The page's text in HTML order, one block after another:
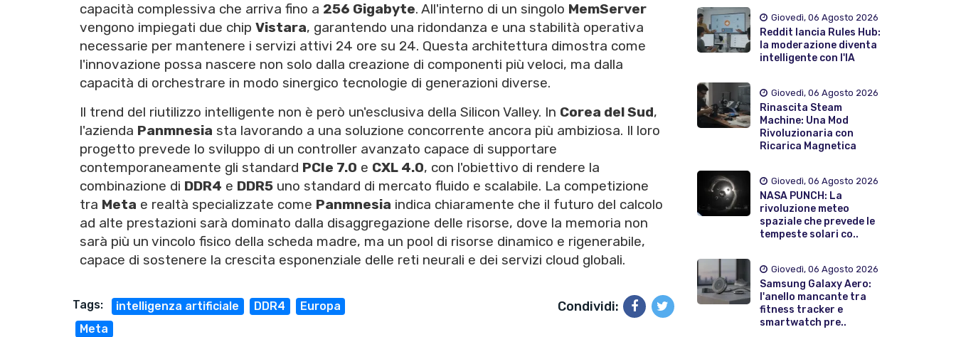
capacità complessiva che arriva fino a 256 Gigabyte. All'interno di un singolo MemServer
vengono impiegati due chip Vistara, garantendo una ridondanza e una stabilità operativa
necessarie per mantenere i servizi attivi 24 ore su 24. Questa architettura dimostra come
l'innovazione possa nascere non solo dalla creazione di componenti più veloci, ma dalla
capacità di orchestrare in modo sinergico tecnologie di generazioni diverse.
Il trend del riutilizzo intelligente non è però un'esclusiva della Silicon Valley. In Corea del Sud,
l'azienda Panmnesia sta lavorando a una soluzione concorrente ancora più ambiziosa. Il loro
progetto prevede lo sviluppo di un controller avanzato capace di supportare
contemporaneamente gli standard PCIe 7.0 e CXL 4.0, con l'obiettivo di rendere la
combinazione di DDR4 e DDR5 uno standard di mercato fluido e scalabile. La competizione
tra Meta e realtà specializzate come Panmnesia indica chiaramente che il futuro del calcolo
ad alte prestazioni sarà dominato dalla disaggregazione delle risorse, dove la memoria non
sarà più un vincolo fisico della scheda madre, ma un pool di risorse dinamico e rigenerabile,
capace di sostenere la crescita esponenziale delle reti neurali e dei servizi cloud globali.
Tags: intelligenza artificiale DDR4
Europa
Meta
Condividi:
Giovedì, 06 Agosto 2026
Reddit lancia Rules Hub:
la moderazione diventa
intelligente con l'IA
Giovedì, 06 Agosto 2026
Rinascita Steam
Machine: Una Mod
Rivoluzionaria con
Ricarica Magnetica
Giovedì, 06 Agosto 2026
NASA PUNCH: La
rivoluzione meteo
spaziale che prevede le
tempeste solari co..
Giovedì, 06 Agosto 2026
Samsung Galaxy Aero:
l'anello mancante tra
fitness tracker e
smartwatch pre..